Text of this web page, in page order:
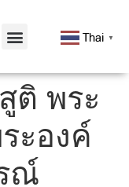
Thai ▼
ติ พระ
ะองค์
ณ์